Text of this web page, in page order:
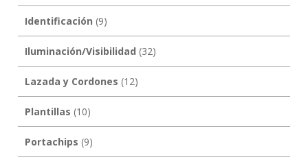
Identificación (9)
Iluminación/Visibilidad (32)
Lazada y Cordones (12)
Plantillas (10)
Portachips (9)